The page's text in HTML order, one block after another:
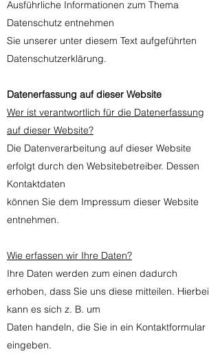
Ausführliche Informationen zum Thema
Datenschutz entnehmen
Sie unserer unter diesem Text aufgeführten
Datenschutzerklärung.
Datenerfassung auf dieser Website
Wer ist verantwortlich für die Datenerfassung
auf dieser Website?
Die Datenverarbeitung auf dieser Website
erfolgt durch den Websitebetreiber. Dessen
Kontaktdaten
können Sie dem Impressum dieser Website
entnehmen.
Wie erfassen wir Ihre Daten?
Ihre Daten werden zum einen dadurch
erhoben, dass Sie uns diese mitteilen. Hierbei
kann es sich z. B. um
Daten handeln, die Sie in ein Kontaktformular
eingeben.